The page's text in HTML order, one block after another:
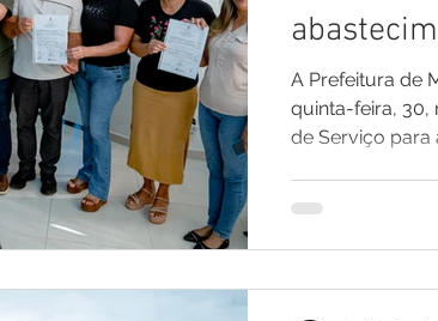
A Prefeitura de
quinta-feira, 30,
de Serviço para
Francisco e